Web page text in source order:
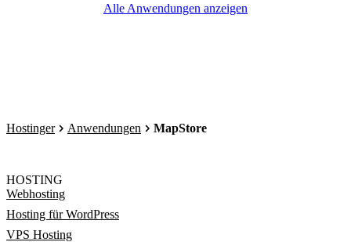
Alle Anwendungen anzeigen
Hostinger Anwendungen MapStore
HOSTING
Webhosting
Hosting für WordPress
VPS Hosting